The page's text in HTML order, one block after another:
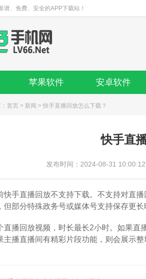
谱、免费、安全的APP下载站！
苹果软件 安卓软件
首页 > 新闻 > 快手直播回放怎么下载？
快手直
发布时间：2024-08-31 10:00:12
直播回放不支持下载。不支持对直播
但部分特殊政务号或媒体号支持保存更
回放视频，时长最长2小时。如果直
主播直播间有精彩片段功能，则会展示